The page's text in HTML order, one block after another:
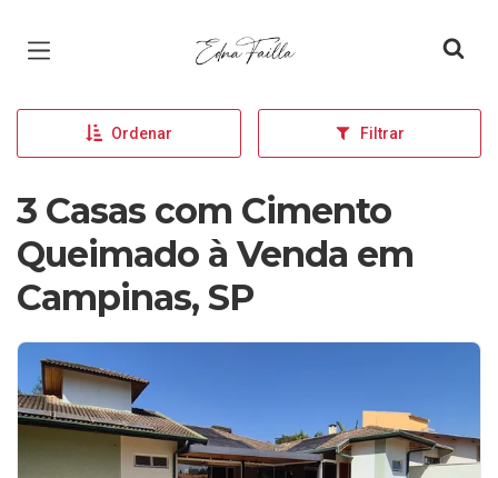
Página inicial
Ordenar Filtrar
3 Casas com Cimento
Queimado à Venda em
Campinas, SP